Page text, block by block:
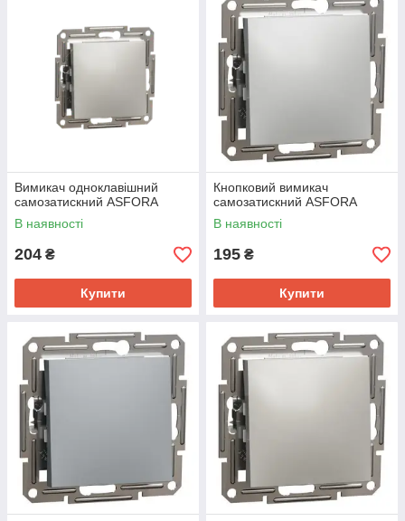
Вимикач одноклавішний
самозатискний ASFORA
В наявності
204 ₴
Купити
Кнопковий вимикач
самозатискний ASFORA
В наявності
195 ₴
Купити